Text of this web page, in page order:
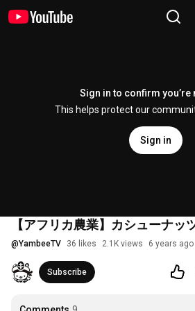
Sign in to confirm you’re
This helps protect our
Sign in
【アフリカ農業】カシューナ
@YambeeTV 36 likes 2.1K views 6 years ago
Subscribe